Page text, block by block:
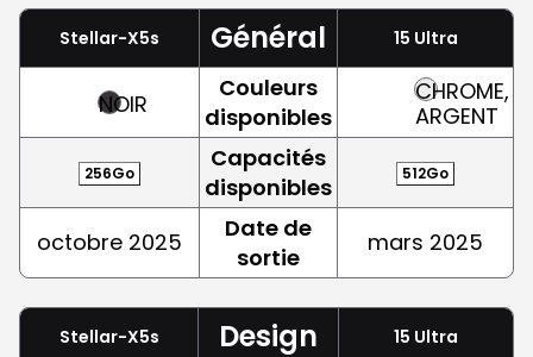
Stellar-X5s Général 15 Ultra
NOIR
Couleurs
disponibles
CHROME,
ARGENT
256Go
Capacités
disponibles
512Go
octobre 2025
Date de
sortie
mars 2025
Stellar-X5s Design 15 Ultra